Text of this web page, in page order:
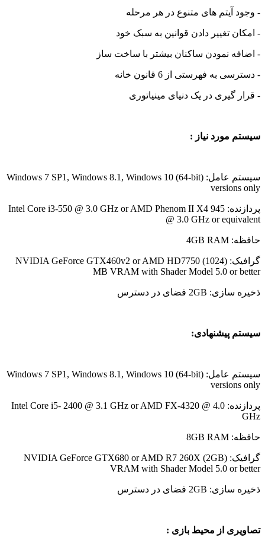
- وجود آیتم های متنوع در هر مرحله
- امکان تغییر دادن قوانین به سبک خود
- اضافه نمودن ساکنان بیشتر با ساخت ساز
- دسترسی به فهرستی از 6 قانون خانه
- قرار گیری در یک دنیای مینیاتوری
سیستم مورد نیاز :
سیستم عامل: (Windows 7 SP1, Windows 8.1, Windows 10 (64-bit
versions only
پردازنده: Intel Core i3-550 @ 3.0 GHz or AMD Phenom II X4 945
@ 3.0 GHz or equivalent
حافظه: 4GB RAM
گرافیک: (NVIDIA GeForce GTX460v2 or AMD HD7750 (1024
MB VRAM with Shader Model 5.0 or better
ذخیره سازی: 2GB فضای در دسترس
سیستم پیشنهادی:
سیستم عامل: (Windows 7 SP1, Windows 8.1, Windows 10 (64-bit
versions only
پردازنده: Intel Core i5- 2400 @ 3.1 GHz or AMD FX-4320 @ 4.0
GHz
حافظه: 8GB RAM
گرافیک: (NVIDIA GeForce GTX680 or AMD R7 260X (2GB
VRAM with Shader Model 5.0 or better
ذخیره سازی: 2GB فضای در دسترس
تصاویری از محیط بازی :